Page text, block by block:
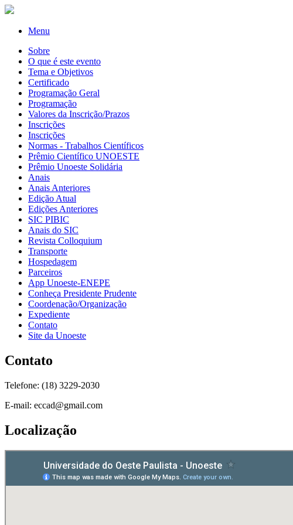
Menu
Sobre
O que é este evento
Tema e Objetivos
Certificado
Programação Geral
Programação
Valores da Inscrição/Prazos
Inscrições
Inscrições
Normas - Trabalhos Científicos
Prêmio Científico UNOESTE
Prêmio Unoeste Solidária
Anais
Anais Anteriores
Edição Atual
Edições Anteriores
SIC PIBIC
Anais do SIC
Revista Colloquium
Transporte
Hospedagem
Parceiros
App Unoeste-ENEPE
Conheça Presidente Prudente
Coordenação/Organização
Expediente
Contato
Site da Unoeste
Contato
Telefone: (18) 3229-2030
E-mail: eccad@gmail.com
Localização